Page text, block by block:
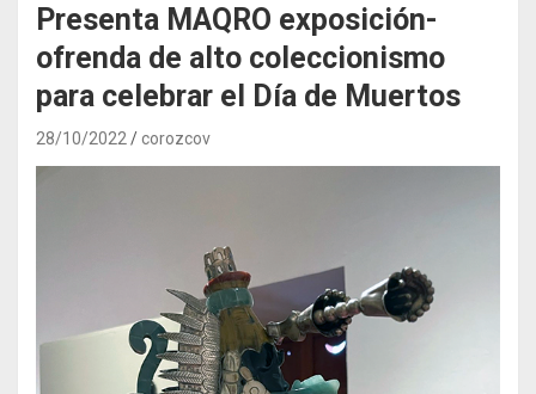
Presenta MAQRO exposición-
ofrenda de alto coleccionismo
para celebrar el Día de Muertos
28/10/2022 corozcov